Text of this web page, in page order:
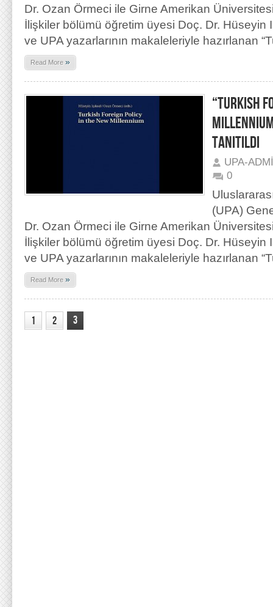
Dr. Ozan Örmeci ile Girne Amerikan
İlişkiler bölümü öğretim üyesi Doç. Dr. Hüseyin
ve UPA yazarlarının makaleleriyle hazırlanan
Read More »
“TURKISH
TANITILDI
UPA-
0
(UPA)
Dr. Ozan Örmeci ile Girne Amerikan
İlişkiler bölümü öğretim üyesi Doç. Dr. Hüseyin
ve UPA yazarlarının makaleleriyle hazırlanan
Read More »
1 2 3